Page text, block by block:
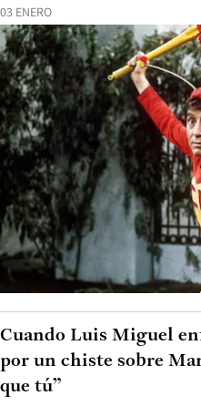
03 ENERO
Cuando Luis Miguel
por un chiste sobre
que tú”